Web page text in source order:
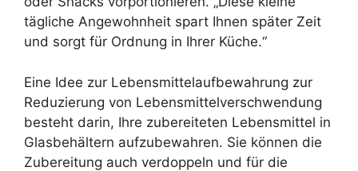
tägliche Angewohnheit spart Ihnen später Zeit
und sorgt für Ordnung in Ihrer Küche.“
Eine Idee zur Lebensmittelaufbewahrung zur
Reduzierung von Lebensmittelverschwendung
besteht darin, Ihre zubereiteten Lebensmittel in
Glasbehältern aufzubewahren. Sie können die
Zubereitung auch verdoppeln und für die